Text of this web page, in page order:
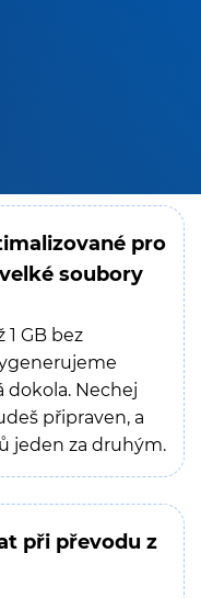
pro
soubory
GB bez
dokola. Nechej
připraven, a
jeden za druhým.
při převodu z